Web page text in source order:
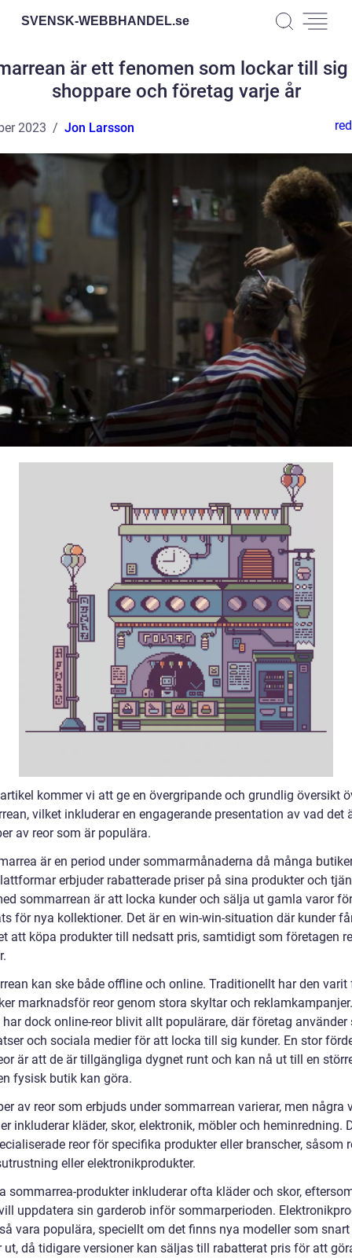
SVENSK-WEBBHANDEL.se
är ett fenomen som lockar till
shoppare och företag varje år
2023 Jon Larsson
kommer vi att ge en övergripande och grundlig översikt
vilket inkluderar en engagerande presentation av vad det
av reor som är populära.
är en period under sommarmånaderna då många
erbjuder rabatterade priser på sina produkter och
sommarrean är att locka kunder och sälja ut gamla varor
för nya kollektioner. Det är en win-win-situation där kunder
att köpa produkter till nedsatt pris, samtidigt som företagen
kan ske både offline och online. Traditionellt har den varit
marknadsför reor genom stora skyltar och reklamkampanjer.
har dock online-reor blivit allt populärare, där företag använder
och sociala medier för att locka till sig kunder. En stor
är att de är tillgängliga dygnet runt och kan nå ut till en
fysisk butik kan göra.
av reor som erbjuds under sommarrean varierar, men några
inkluderar kläder, skor, elektronik, möbler och heminredning.
reor för specifika produkter eller branscher, såsom
eller elektronikprodukter.
sommarrea-produkter inkluderar ofta kläder och skor,
uppdatera sin garderob inför sommarperioden.
vara populära, speciellt om det finns nya modeller som snart
ut, då tidigare versioner kan säljas till rabatterat pris för att